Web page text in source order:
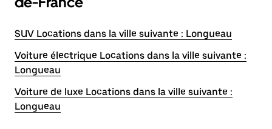
SUV Locations dans la ville suivante : Longueau
Voiture électrique Locations dans la ville suivante :
Longueau
Voiture de luxe Locations dans la ville suivante :
Longueau